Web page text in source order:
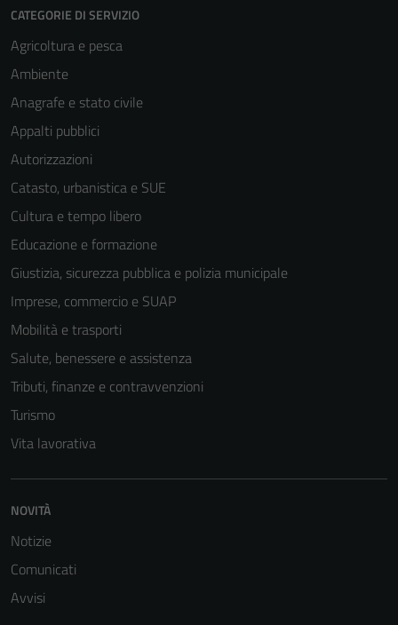
CATEGORIE DI SERVIZIO
Agricoltura e pesca
Ambiente
Anagrafe e stato civile
Appalti pubblici
Autorizzazioni
Catasto, urbanistica e SUE
Cultura e tempo libero
Educazione e formazione
Giustizia, sicurezza pubblica e polizia municipale
Imprese, commercio e SUAP
Mobilità e trasporti
Salute, benessere e assistenza
Tributi, finanze e contravvenzioni
Turismo
Vita lavorativa
NOVITÀ
Notizie
Comunicati
Avvisi